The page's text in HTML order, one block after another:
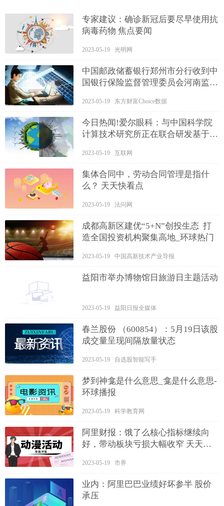
专家建议：确诊新冠后要尽早使用抗
病毒药物 焦点要闻
2023-05-19 光明网
中国邮政储蓄银行郑州市分行收到中
国银行保险监督管理委员会河南监管
2023-05-19 东方财富Choice数据
今日热闻!爱尔眼科：与中国科学院
计算技术研究所正在联合研发基于大
2023-05-19 互联网
集体合同中，劳动合同管理是指什
么？ 天天快看点
2023-05-19 法问网
成都高新区建优“5+N”创投生态 打
造全国投资机构聚集高地_环球热门
2023-05-19 中国高新技术产业导报
益阳市举办博物馆日旅游日主题活动
2023-05-19 益阳日报全媒体
春兰股份 （600854）：5月19日该股
成交量呈现间隔放量状态
2023-05-19 自选股智能写手
梦到神龛是什么意思_龛是什么意思-
环球播报
2023-05-19 科学教育网
阿里财报：饿了么核心指标继续向
好，带动板块亏损大幅收窄 天天即
2023-05-19 市界
业内：阿里巴巴业绩好坏参半 股价
承压